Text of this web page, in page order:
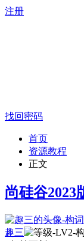
注册
找回密码
首页
资源教程
正文
尚硅谷2023
趣三